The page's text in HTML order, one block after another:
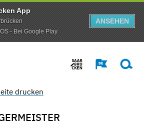
App
- Bei Google Play
ANSEHEN
drucken